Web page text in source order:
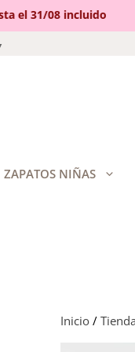
31/08 incluido
ZAPATOS NIÑAS
Inicio/ Tienda